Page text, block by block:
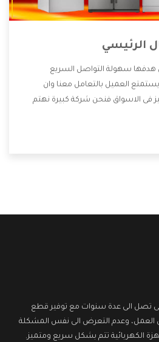
الرئيسي
هدفها سهولة التواصل السريع
العميل بالتعامل معنا وان
فى الاسواق فنحن شركة كبيرة نهتم
خدمة الصيانة التى تكون من أهم
تصل الى عدة سنوات مع توفير قطع
العمل، وعدم التعرض الى نفس المشكلة
الكهربائية تتم بشكل سريع ومتميز.